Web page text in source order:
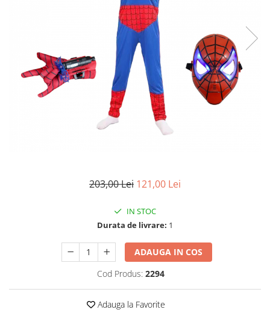
Seturi de cutite & accesorii
vanatoare si tactice
BINOCLURI & LUNETE
Prastii profesionale de vanatoare
203,00 Lei 121,00 Lei
IN STOC
Durata de livrare: 1
ADAUGA IN COS
Cod Produs: 2294
Adauga la Favorite